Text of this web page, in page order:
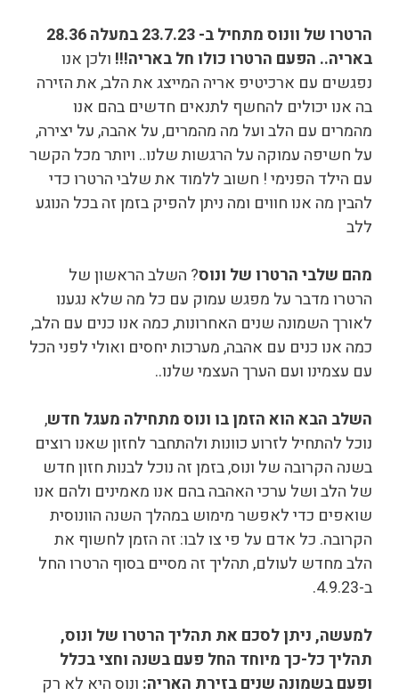
הרטרו של וונוס מתחיל ב- 23.7.23 במעלה 28.36
באריה.. הפעם הרטרו כולו חל באריה!!! ולכן אנו
נפגשים עם ארכיטיפ אריה המייצג את הלב, את הזירה
בה אנו יכולים להחשף לתנאים חדשים בהם אנו
מהמרים עם הלב ועל מה מהמרים, על אהבה, על יצירה,
על חשיפה עמוקה על הרגשות שלנו.. ויותר מכל הקשר
עם הילד הפנימי ! חשוב ללמוד את שלבי הרטרו כדי
להבין מה אנו חווים ומה ניתן להפיק בזמן זה בכל הנוגע
ללב
מהם שלבי הרטרו של ונוס? השלב הראשון של
הרטרו מדבר על מפגש עמוק עם כל מה שלא נגענו
לאורך השמונה שנים האחרונות, כמה אנו כנים עם הלב,
כמה אנו כנים עם אהבה, מערכות יחסים ואולי לפני הכל
עם עצמינו ועם הערך העצמי שלנו..
השלב הבא הוא הזמן בו ונוס מתחילה מעגל חדש,
נוכל להתחיל לזרוע כוונות ולהתחבר לחזון שאנו רוצים
בשנה הקרובה של ונוס, בזמן זה נוכל לבנות חזון חדש
של הלב ושל ערכי האהבה בהם אנו מאמינים ולהם אנו
שואפים כדי לאפשר מימוש במהלך השנה הוונוסית
הקרובה. כל אדם על פי צו לבו: זה הזמן לחשוף את
הלב מחדש לעולם, תהליך זה מסיים בסוף הרטרו החל
ב-4.9.23.
למעשה, ניתן לסכם את תהליך הרטרו של ונוס,
תהליך כל-כך מיוחד החל פעם בשנה וחצי בכלל
ופעם בשמונה שנים בזירת האריה: ונוס היא לא רק